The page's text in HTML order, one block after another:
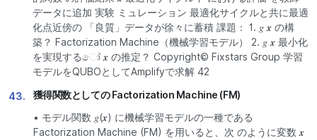
データに追加 実験 ミュレーション 最適化サイクルと共に最適
化点近傍の 「良質」データが徐々に蓄積 課題： 1. 𝑔 𝒙 の構
築？ Factorization Machine（機械学習モデル） 2. 𝑔 𝒙 最小化
を実現するෝ 𝒙 の推定？ Copyright© Fixstars Group 学習
モデルをQUBOとしてAmplifyで求解 42
43.
獲得関数としての Factorization Machine (FM)
• モデル関数 𝑔(𝒙) に機械学習モデルの一種である
Factorization Machine (FM) を用いると、次 のように変数 𝒙